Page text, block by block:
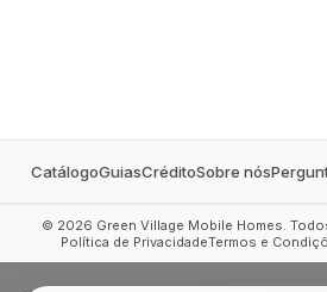
CatálogoGuiasCréditoSobre nós
© 2026 Green Village Mobile Homes.
Política de PrivacidadeTermos e